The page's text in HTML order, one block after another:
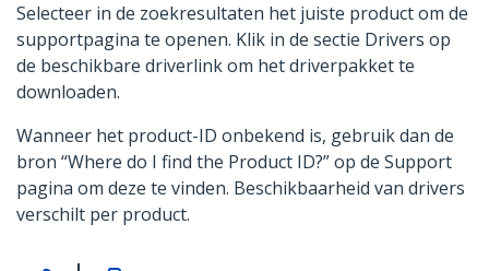
Selecteer in de zoekresultaten het juiste product om de
supportpagina te openen. Klik in de sectie Drivers op
de beschikbare driverlink om het driverpakket te
downloaden.
Wanneer het product-ID onbekend is, gebruik dan de
bron “Where do I find the Product ID?” op de Support
pagina om deze te vinden. Beschikbaarheid van drivers
verschilt per product.